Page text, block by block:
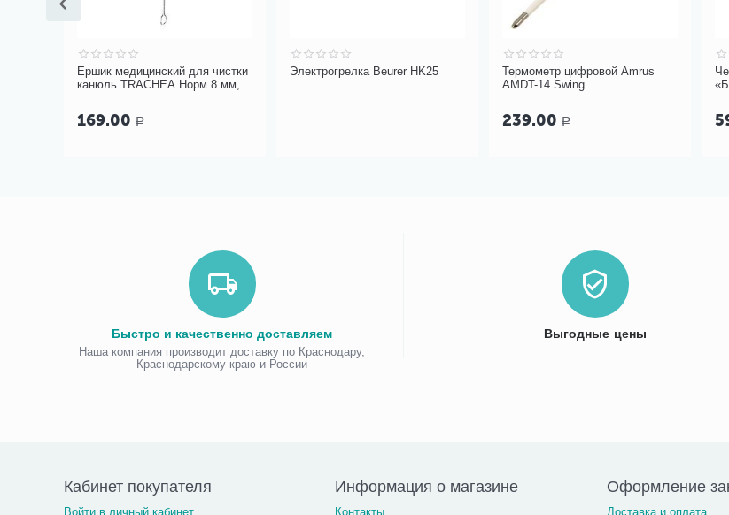
Ершик медицинский для чистки
канюль TRACHEA Норм 8 мм, 1
169.00 Р
Электрогрелка Beurer HK25
Термометр цифровой Amrus
AMDT-14 Swing
239.00 Р
Быстро и качественно доставляем
Наша компания производит доставку по Краснодару,
Краснодарскому краю и России
Выгодные цены
Кабинет покупателя
Войти в личный кабинет
Информация о магазине
Контакты
Оформление
Доставка и оплата